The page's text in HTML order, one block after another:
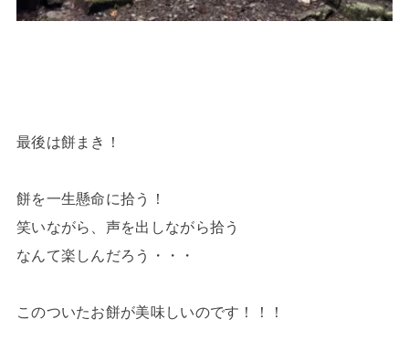
最後は餅まき！
餅を一生懸命に拾う！
笑いながら、声を出しながら拾う
なんて楽しんだろう・・・
このついたお餅が美味しいのです！！！